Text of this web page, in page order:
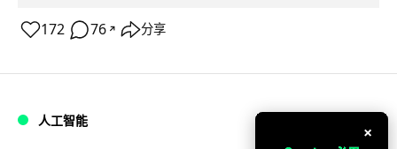
172 76 ↗ 分享
人工智能
×